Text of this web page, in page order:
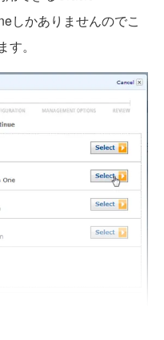
しかありませんのでこ
。